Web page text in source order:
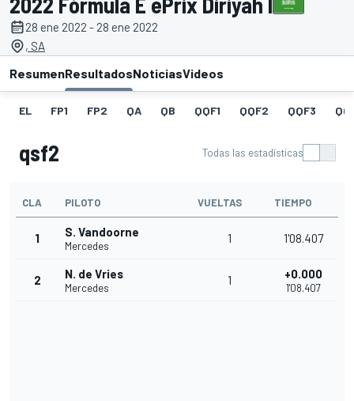
28 ene 2022 - 28 ene 2022
, SA
ResumenResultadosNoticiasVideos
EL FP1 FP2 QA QB QQF1 QQF2 QQF3
qsf2 Todas las estadísticas
CLA PILOTO VUELTAS TIEMPO
1 S. Vandoorne
Mercedes
1 1'08.407
2 N. de Vries
Mercedes
1 +0.000
1'08.407